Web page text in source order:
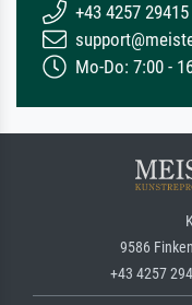
+43 4257 29415
Mo-Do: 7:00 -
9586
+43 4257